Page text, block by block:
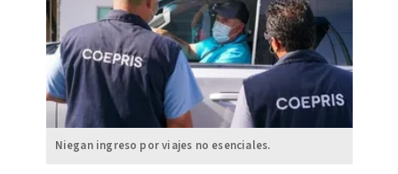
Niegan ingreso por viajes no esenciales.